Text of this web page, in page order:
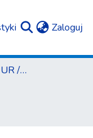
Zaloguj
Czasopisma naukowe UR / Scientific Journals